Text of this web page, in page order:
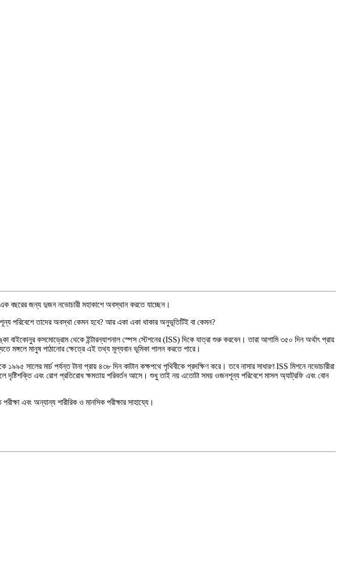
এক বছরের জন্য দুজন নভোচারী মহাকাশে অবস্থান করতে যাচ্ছেন।
পরিবেশে তাদের অবস্থা কেমন হবে? আর একা একা থাকার অনুভূতিটিই বা কেমন?
বাইকোনুর কসমোড্রোম থেকে ইন্টারন্যাশনাল স্পেস স্টেশনের (ISS) দিকে যাত্রা শুরু করবেন। তারা আগামি ৩৫০ দিন অর্থাৎ প্রায়
মঙ্গলে মানুষ পাঠানোর ক্ষেত্রে এই তথ্য মূল্যবান ভূমিকা পালন করতে পারে।
সালের মার্চ পর্যন্ত টানা প্রায় ৪৩৮ দিন কাটান কক্ষপথে পৃথিবীকে প্রদক্ষিণ করে। তবে নাসার সাধারণ ISS মিশনে নভোচারীরা
দৃষ্টিশক্তি এবং রোগ প্রতিরোধ ক্ষমতায় পরিবর্তন আসে। শুধু তাই নয় এতোটা সময় ওজনশূন্য পরিবেশে মাসল অ্যাট্রফি এবং বোন
এবং অন্যান্য শারীরিক ও মানসিক পরীক্ষার সাহায্যে।